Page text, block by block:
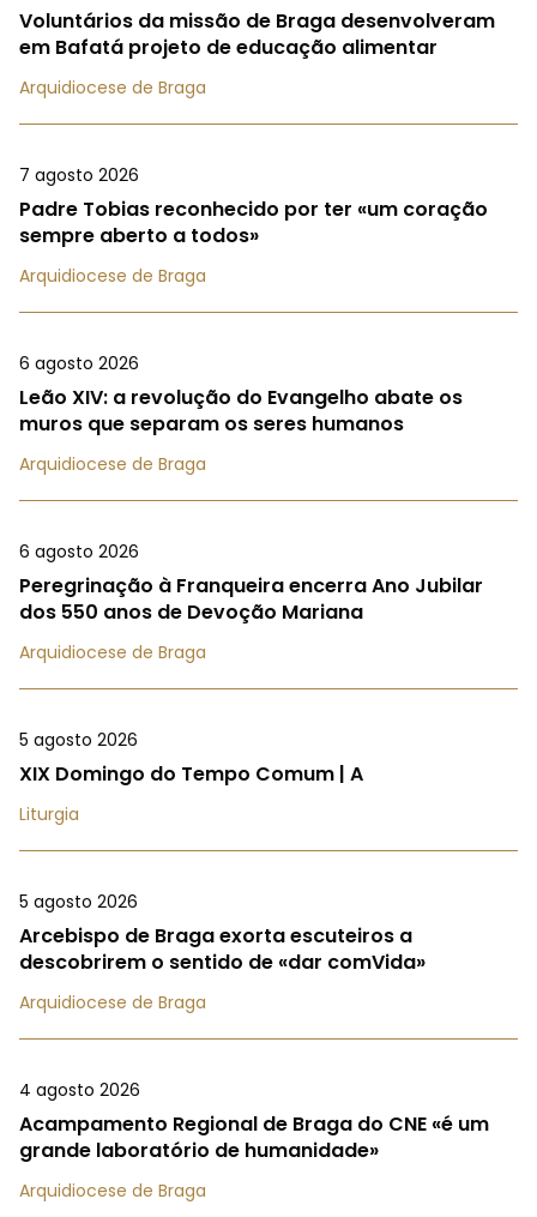
Voluntários da missão de Braga desenvolveram
em Bafatá projeto de educação alimentar
Arquidiocese de Braga
7 agosto 2026
Padre Tobias reconhecido por ter «um coração
sempre aberto a todos»
Arquidiocese de Braga
6 agosto 2026
Leão XIV: a revolução do Evangelho abate os
muros que separam os seres humanos
Arquidiocese de Braga
6 agosto 2026
Peregrinação à Franqueira encerra Ano Jubilar
dos 550 anos de Devoção Mariana
Arquidiocese de Braga
5 agosto 2026
XIX Domingo do Tempo Comum | A
Liturgia
5 agosto 2026
Arcebispo de Braga exorta escuteiros a
descobrirem o sentido de «dar comVida»
Arquidiocese de Braga
4 agosto 2026
Acampamento Regional de Braga do CNE «é um
grande laboratório de humanidade»
Arquidiocese de Braga